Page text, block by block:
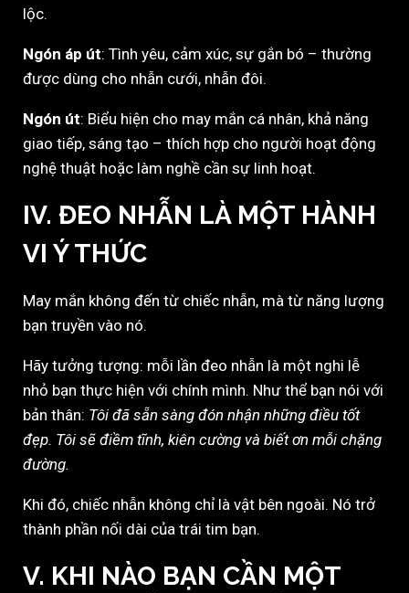
lộc.
Ngón áp út: Tình yêu, cảm xúc, sự gắn bó – thường
được dùng cho nhẫn cưới, nhẫn đôi.
Ngón út: Biểu hiện cho may mắn cá nhân, khả năng
giao tiếp, sáng tạo – thích hợp cho người hoạt động
nghệ thuật hoặc làm nghề cần sự linh hoạt.
IV. ĐEO NHẪN LÀ MỘT HÀNH
VI Ý THỨC
May mắn không đến từ chiếc nhẫn, mà từ năng lượng
bạn truyền vào nó.
Hãy tưởng tượng: mỗi lần đeo nhẫn là một nghi lễ
nhỏ bạn thực hiện với chính mình. Như thể bạn nói với
bản thân: Tôi đã sẵn sàng đón nhận những điều tốt
đẹp. Tôi sẽ điềm tĩnh, kiên cường và biết ơn mỗi chặng
đường.
Khi đó, chiếc nhẫn không chỉ là vật bên ngoài. Nó trở
thành phần nối dài của trái tim bạn.
V. KHI NÀO BẠN CẦN MỘT